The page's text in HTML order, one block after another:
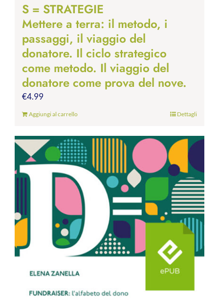
S = STRATEGIE
Mettere a terra: il metodo, i
passaggi, il viaggio del
donatore. Il ciclo strategico
come metodo. Il viaggio del
donatore come prova del nove.
€4.99
Aggiungi al carrello Dettagli